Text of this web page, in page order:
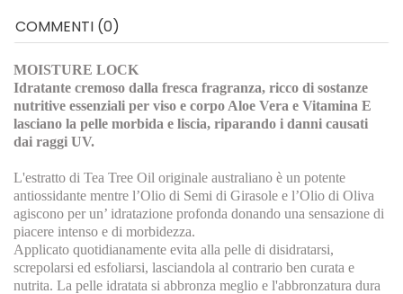
COMMENTI (0)
MOISTURE LOCK
Idratante cremoso dalla fresca fragranza, ricco di sostanze
nutritive essenziali per viso e corpo Aloe Vera e Vitamina E
lasciano la pelle morbida e liscia, riparando i danni causati
dai raggi UV.
L'estratto di Tea Tree Oil originale australiano è un potente
antiossidante mentre l’Olio di Semi di Girasole e l’Olio di Oliva
agiscono per un’ idratazione profonda donando una sensazione di
piacere intenso e di morbidezza.
Applicato quotidianamente evita alla pelle di disidratarsi,
screpolarsi ed esfoliarsi, lasciandola al contrario ben curata e
nutrita. La pelle idratata si abbronza meglio e l'abbronzatura dura